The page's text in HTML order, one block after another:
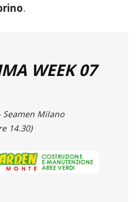
.
WEEK 07
Seamen Milano
14.30)